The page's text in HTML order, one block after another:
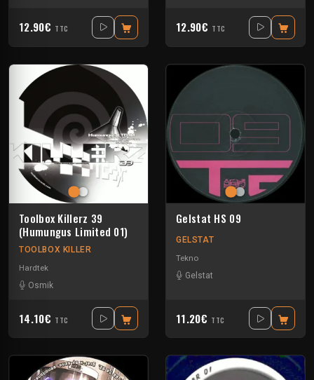
12.90€ TTC 12.90€ TTC
Toolbox Killerz 39
(Humungus Limited 01)
TOOLBOX KILLER
Hardtek
Osmik
14.10€ TTC
Gelstat HS 09
GELSTAT
Tekno
Gelstat
11.20€ TTC